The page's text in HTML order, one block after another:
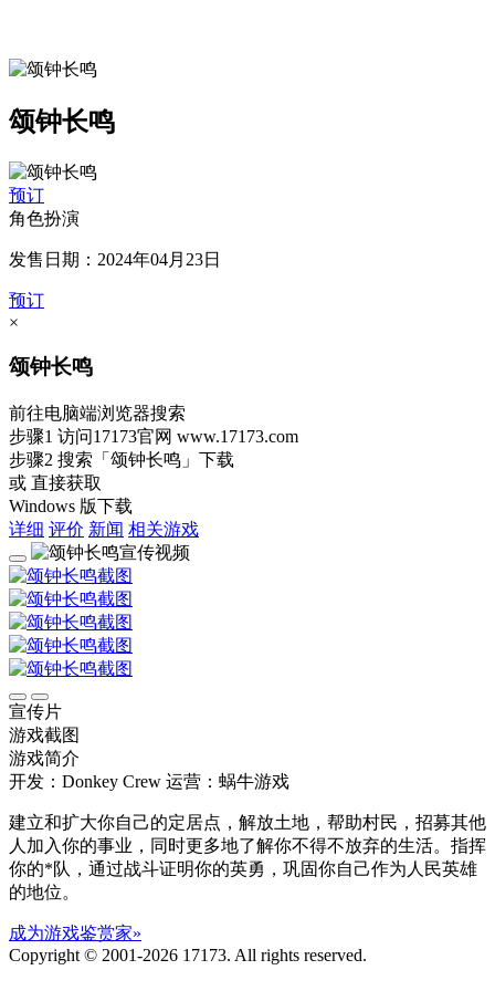
颂钟长鸣
预订
角色扮演
发售日期：2024年04月23日
预订
×
颂钟长鸣
前往电脑端浏览器搜索
步骤1 访问17173官网 www.17173.com
步骤2 搜索 「颂钟长鸣」 下载
或 直接获取
Windows 版下载
详细 评价 新闻 相关游戏
宣传片
游戏截图
游戏简介
开发：Donkey Crew 运营：蜗牛游戏
建立和扩大你自己的定居点，解放土地，帮助村民，招募其他
人加入你的事业，同时更多地了解你不得不放弃的生活。指挥
你的*队，通过战斗证明你的英勇，巩固你自己作为人民英雄
的地位。
成为游戏鉴赏家»
Copyright © 2001-2026 17173. All rights reserved.